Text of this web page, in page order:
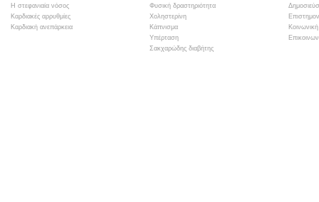
Η στεφανιαία νόσος
Καρδιακές αρρυθμίες
Καρδιακή ανεπάρκεια
Φυσική δραστηριότητα
Χοληστερίνη
Κάπνισμα
Υπέρταση
Σακχαρώδης διαβήτης